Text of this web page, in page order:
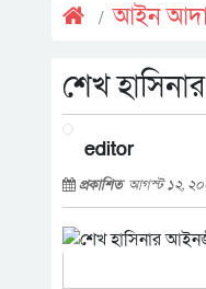
আইন
শেখ
editor
প্রকাশিত আগস্ট ১২,